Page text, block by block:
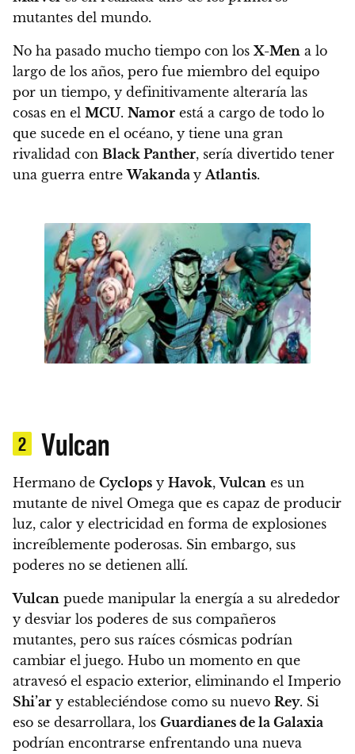
mutantes del mundo.
No ha pasado mucho tiempo con los X-Men a lo
largo de los años, pero fue miembro del equipo
por un tiempo, y definitivamente alteraría las
cosas en el MCU. Namor está a cargo de todo lo
que sucede en el océano, y tiene una gran
rivalidad con Black Panther, sería divertido tener
una guerra entreWakanda y Atlantis.
2 Vulcan
Hermano de Cyclops y Havok,Vulcan es un
mutante de nivel Omega que es capaz de producir
luz, calor y electricidad en forma de explosiones
increíblemente poderosas. Sin embargo, sus
poderes no se detienen allí.
Vulcan puede manipular la energía a su alrededor
y desviar los poderes de sus compañeros
mutantes, pero sus raíces cósmicas podrían
cambiar el juego. Hubo un momento en que
atravesó el espacio exterior, eliminando el Imperio
Shi’ar y estableciéndose como su nuevo Rey. Si
eso se desarrollara, los Guardianes de la Galaxia
podrían encontrarse enfrentando una nueva